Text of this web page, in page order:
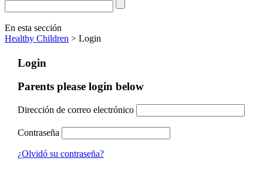
En esta sección
Healthy Children > Login
Login
Parents please login below
Dirección de correo electrónico
Contraseña
¿Olvidó su contraseña?